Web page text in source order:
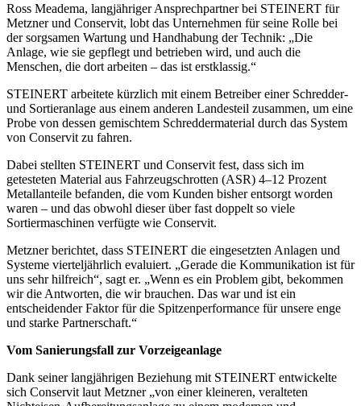
Ross Meadema, langjähriger Ansprechpartner bei STEINERT für
Metzner und Conservit, lobt das Unternehmen für seine Rolle bei
der sorgsamen Wartung und Handhabung der Technik: „Die
Anlage, wie sie gepflegt und betrieben wird, und auch die
Menschen, die dort arbeiten – das ist erstklassig.“
STEINERT arbeitete kürzlich mit einem Betreiber einer Schredder-
und Sortieranlage aus einem anderen Landesteil zusammen, um eine
Probe von dessen gemischtem Schreddermaterial durch das System
von Conservit zu fahren.
Dabei stellten STEINERT und Conservit fest, dass sich im
getesteten Material aus Fahrzeugschrotten (ASR) 4–12 Prozent
Metallanteile befanden, die vom Kunden bisher entsorgt worden
waren – und das obwohl dieser über fast doppelt so viele
Sortiermaschinen verfügte wie Conservit.
Metzner berichtet, dass STEINERT die eingesetzten Anlagen und
Systeme vierteljährlich evaluiert. „Gerade die Kommunikation ist für
uns sehr hilfreich“, sagt er. „Wenn es ein Problem gibt, bekommen
wir die Antworten, die wir brauchen. Das war und ist ein
entscheidender Faktor für die Spitzenperformance für unsere enge
und starke Partnerschaft.“
Vom Sanierungsfall zur Vorzeigeanlage
Dank seiner langjährigen Beziehung mit STEINERT entwickelte
sich Conservit laut Metzner „von einer kleineren, veralteten